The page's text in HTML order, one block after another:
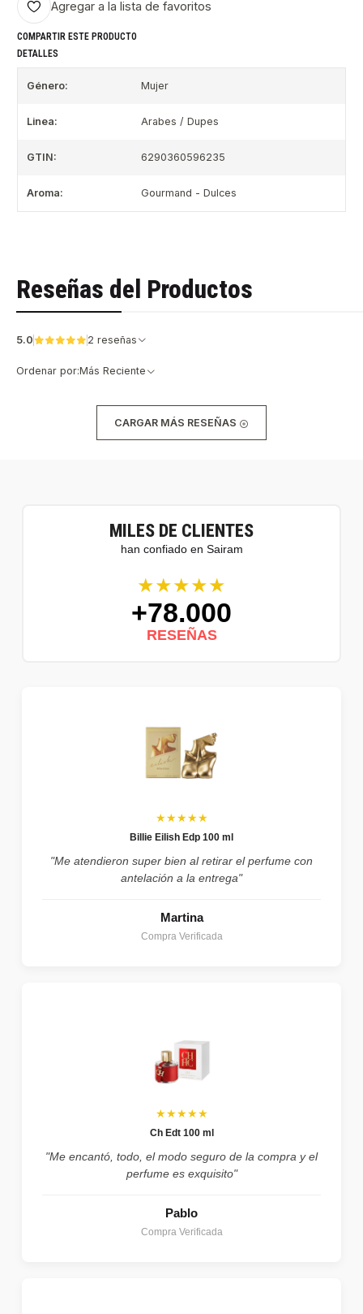
Agregar a la lista de favoritos
COMPARTIR ESTE PRODUCTO
DETALLES
Género: Mujer
Linea: Arabes / Dupes
GTIN: 6290360596235
Aroma: Gourmand - Dulces
Reseñas del Productos
5.0 2 reseñas
Ordenar por:Más Reciente
CARGAR MÁS RESEÑAS
MILES DE CLIENTES
han confiado en Sairam
★★★★★
+78.000
RESEÑAS
★★★★★
Billie Eilish Edp 100 ml
"Me atendieron super bien al retirar el perfume con
antelación a la entrega"
Martina
Compra Verificada
★★★★★
Ch Edt 100 ml
"Me encantó, todo, el modo seguro de la compra y el
perfume es exquisito"
Pablo
Compra Verificada